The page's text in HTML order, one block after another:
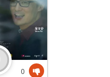
0